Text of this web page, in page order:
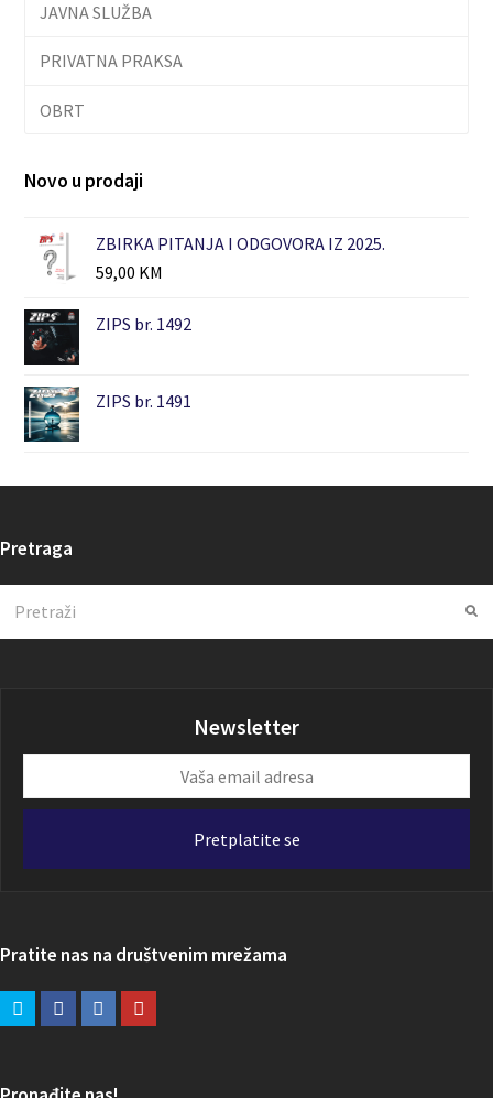
JAVNA SLUŽBA
PRIVATNA PRAKSA
OBRT
Novo u prodaji
ZBIRKA PITANJA I ODGOVORA IZ 2025.
59,00 KM
ZIPS br. 1492
ZIPS br. 1491
Pretraga
Newsletter
email
Pretplatite se
Pratite nas na društvenim mrežama